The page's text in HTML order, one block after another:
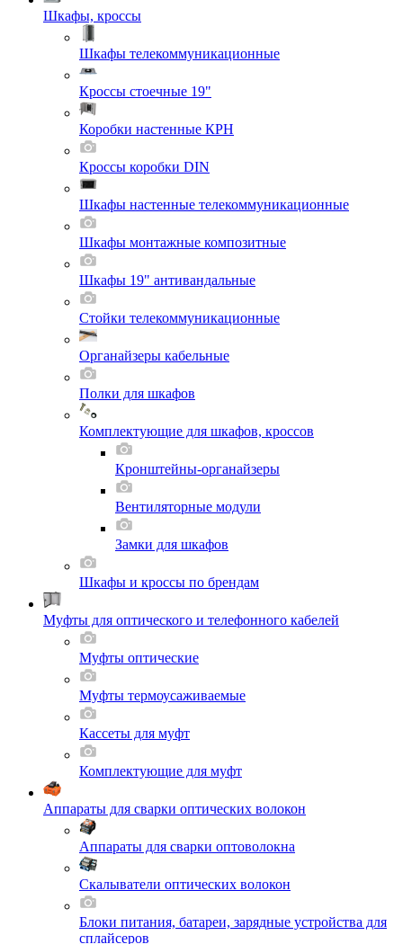
Шкафы, кроссы
Шкафы телекоммуникационные
Кроссы стоечные 19"
Коробки настенные КРН
Кроссы коробки DIN
Шкафы настенные телекоммуникационные
Шкафы монтажные композитные
Шкафы 19" антивандальные
Стойки телекоммуникационные
Органайзеры кабельные
Полки для шкафов
Комплектующие для шкафов, кроссов
Кронштейны-органайзеры
Вентиляторные модули
Замки для шкафов
Шкафы и кроссы по брендам
Муфты для оптического и телефонного кабелей
Муфты оптические
Муфты термоусаживаемые
Кассеты для муфт
Комплектующие для муфт
Аппараты для сварки оптических волокон
Аппараты для сварки оптоволокна
Скалыватели оптических волокон
Блоки питания, батареи, зарядные устройства для
сплайсеров